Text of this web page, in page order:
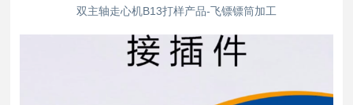
双主轴走心机B13打样产品-飞镖镖筒加工